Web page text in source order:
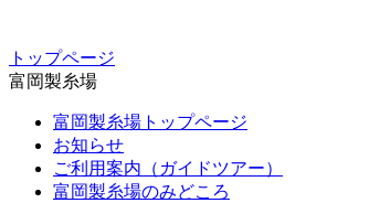
トップページ
富岡製糸場
富岡製糸場トップページ
お知らせ
ご利用案内（ガイドツアー）
富岡製糸場のみどころ